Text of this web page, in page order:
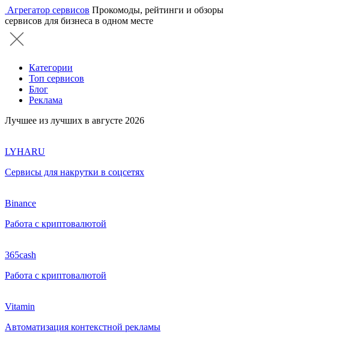
Агрегатор сервисов Прокомоды, рейтинги и обзоры
сервисов для бизнеса в одном месте
Категории
Топ сервисов
Блог
Реклама
Лучшее из лучших в августе 2026
LYHARU
Сервисы для накрутки в соцсетях
Binance
Работа с криптовалютой
365cash
Работа с криптовалютой
Vitamin
Автоматизация контекстной рекламы